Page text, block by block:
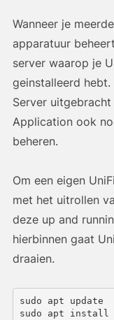
Wanneer je
apparatuur
server waarop je
geinstalleerd
Server
Application ook
beheren.
Om een eigen
met het uitrollen
deze up and
hierbinnen gaat
draaien.
sudo apt update
sudo apt install -